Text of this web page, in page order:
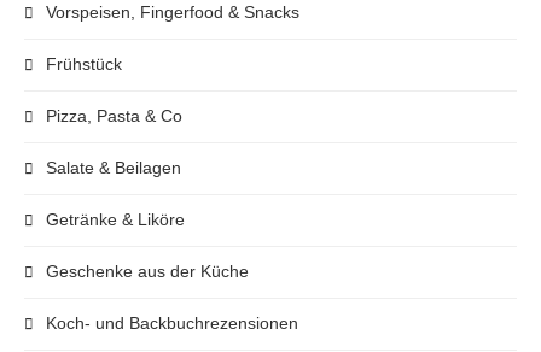
Vorspeisen, Fingerfood & Snacks
Frühstück
Pizza, Pasta & Co
Salate & Beilagen
Getränke & Liköre
Geschenke aus der Küche
Koch- und Backbuchrezensionen